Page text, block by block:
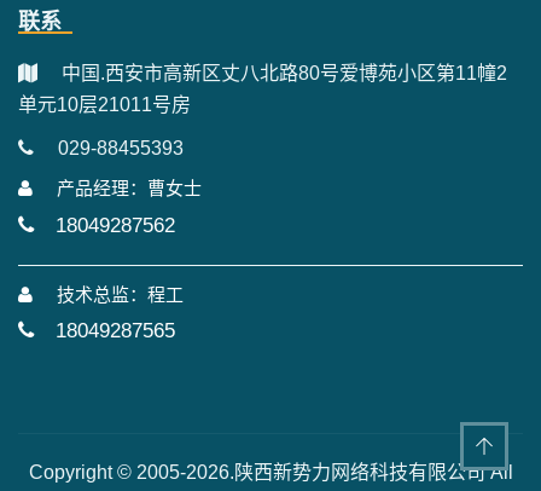
联系
中国.西安市高新区丈八北路80号爱博苑小区第11幢2
单元10层21011号房
029-88455393
产品经理：曹女士
18049287562
技术总监：程工
18049287565
Copyright © 2005-2026.陕西新势力网络科技有限公司 All